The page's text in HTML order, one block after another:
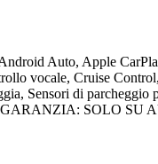
Auto, Apple
vocale, Cruise
Sensori di
SOLO SU